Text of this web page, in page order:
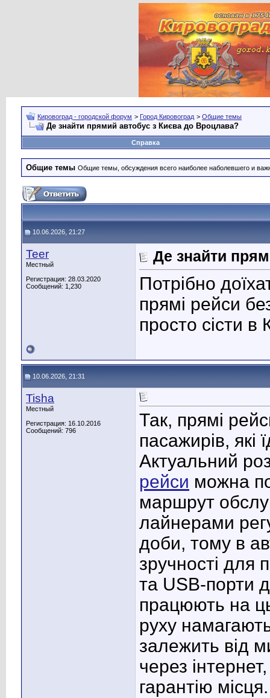
Кировоград - городской форум > Город Кировоград > Общие темы
Де знайти прямий автобус з Києва до Вроцлава?
Справка
Общие темы Общие темы, обсуждения всего наиболее наболевшего и
10.06.2026, 21:27
Teer
Местный
Регистрация: 28.03.2020
Сообщений: 1,230
Де знайти
Потрібно
прямі рейси
просто сісти в
10.06.2026, 21:31
Tisha
Местный
Регистрация: 16.10.2016
Сообщений: 796
Так, прямі
пасажирів, які
Актуальний
рейси можна
маршрут
лайнерами
доби, тому в
зручності для
та USB-порти
працюють на
руху
залежить від
через
гарантію місця.